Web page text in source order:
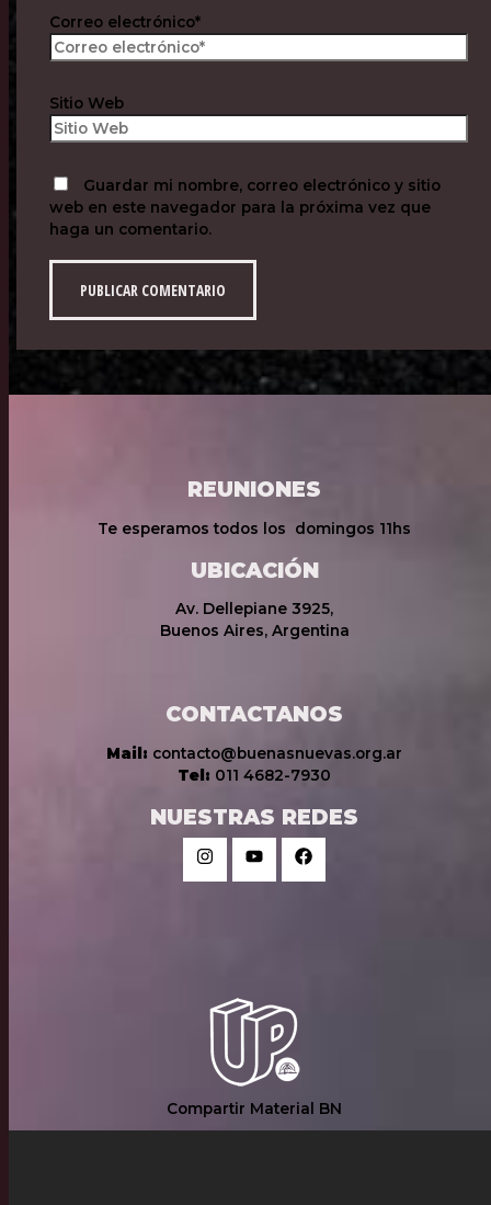
Correo electrónico*
Sitio Web
Guardar mi nombre, correo electrónico y sitio
web en este navegador para la próxima vez que
haga un comentario.
REUNIONES
Te esperamos todos los domingos 11hs
UBICACIÓN
Av. Dellepiane 3925,
Buenos Aires, Argentina
CONTACTANOS
Mail: contacto@buenasnuevas.org.ar
Tel: 011 4682-7930
NUESTRAS REDES
Compartir Material BN